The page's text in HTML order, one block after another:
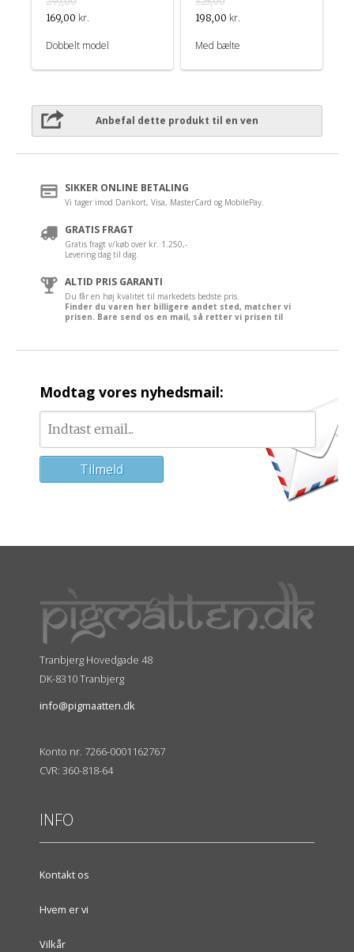
169,00 kr.
Dobbelt model
198,00 kr.
Med bælte
Anbefal dette produkt til en ven
SIKKER ONLINE BETALING
Vi tager imod Dankort, Visa, MasterCard og MobilePay.
GRATIS FRAGT
Gratis fragt v/køb over kr. 1.250,-
Levering dag til dag.
ALTID PRIS GARANTI
Du får en høj kvalitet til markedets bedste pris.
Finder du varen her billigere andet sted, matcher vi
prisen. Bare send os en mail, så retter vi prisen til
Modtag vores nyhedsmail:
Tranbjerg Hovedgade 48
DK-8310 Tranbjerg
info@pigmaatten.dk
Konto nr. 7266-0001162767
CVR: 360-818-64
INFO
Kontakt os
Hvem er vi
Vilkår